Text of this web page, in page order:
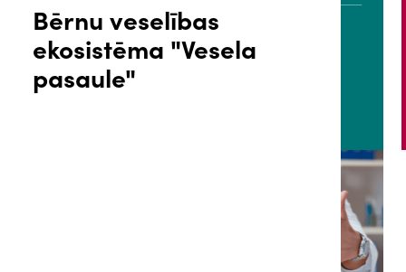
Bērnu veselības
ekosistēma "Vesela
pasaule"
PACIENTA PORTĀLS